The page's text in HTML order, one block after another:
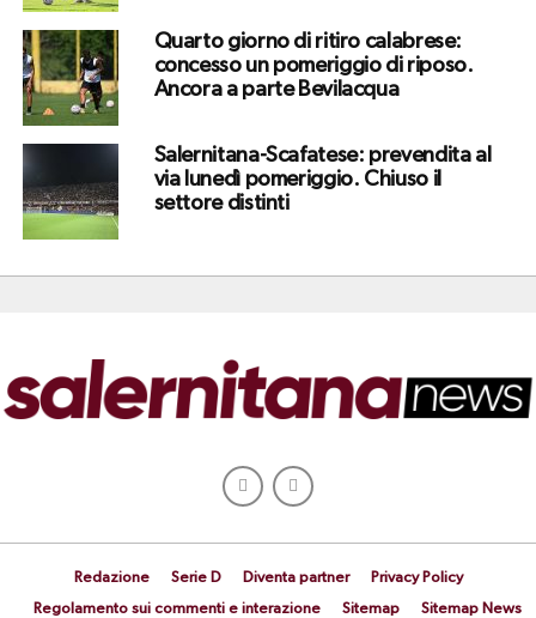
Quarto giorno di ritiro calabrese:
concesso un pomeriggio di riposo.
Ancora a parte Bevilacqua
Salernitana-Scafatese: prevendita al
via lunedì pomeriggio. Chiuso il
settore distinti
Redazione Serie D Diventa partner
Privacy Policy
Regolamento sui commenti e interazione
Sitemap Sitemap News